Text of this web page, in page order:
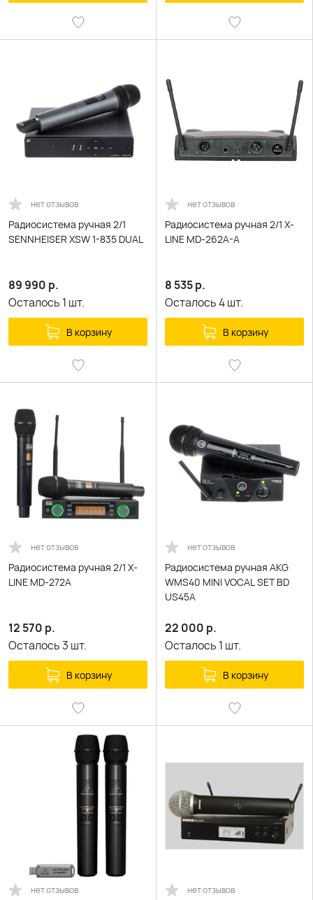
нет отзывов
Радиосистема ручная 2/1
SENNHEISER XSW 1-835 DUAL
89 990 р.
Осталось 1 шт.
В корзину
нет отзывов
Радиосистема ручная 2/1 X-
LINE MD-262A-A
8 535р.
Осталось4шт.
В корзину
нет отзывов
Радиосистема ручная 2/1 X-
LINE MD-272A
12 570 р.
Осталось3 шт.
В корзину
нет отзывов
Радиосистема ручная AKG
WMS40 MINI VOCAL SET BD
US45A
22 000 р.
Осталось 1 шт.
В корзину
нет отзывов нет отзывов